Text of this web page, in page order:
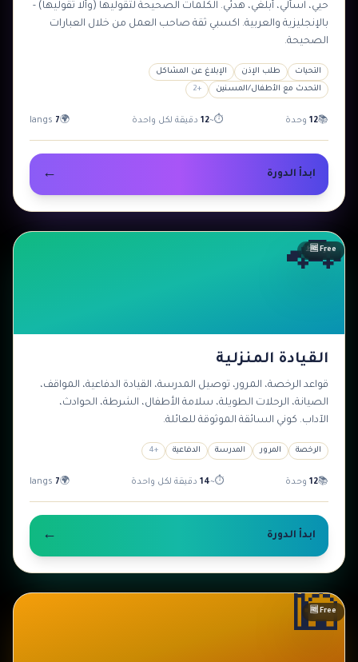
حيي، اسألي، أبلغي، هدئي. الكلمات الصحيحة لتقوليها (وألا تقوليها) -
بالإنجليزية والعربية. اكسبي ثقة صاحب العمل من خلال العبارات
الصحيحة.
التحيات طلب الإذن
الإبلاغ عن المشاكل
التحدث مع الأطفال/المسنين
+
2
📚
12 وحدة ⏱
~
12 دقيقة لكل واحدة 🌍
7
ابدأ الدورة ←
🚗
متوسط
🆓 Free
القيادة المنزلية
قواعد الرخصة، المرور، توصيل المدرسة، القيادة الدفاعية، المواقف،
الصيانة، الرحلات الطويلة، سلامة الأطفال، الشرطة، الحوادث،
الآداب. كوني السائقة الموثوقة للعائلة.
الرخصة المرور المدرسة الدفاعية +
4
📚
12 وحدة ⏱
~
14 دقيقة لكل واحدة 🌍
7
ابدأ الدورة ←
🕌
مبتدئ
🆓 Free